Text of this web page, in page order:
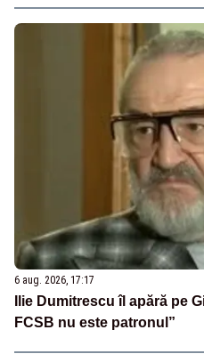
6 aug. 2026, 17:17
Ilie Dumitrescu îl apără pe
FCSB nu este patronul”